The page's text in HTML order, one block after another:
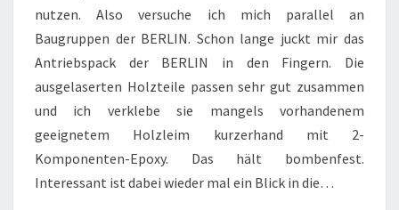
nutzen. Also versuche ich mich parallel an
Baugruppen der BERLIN. Schon lange juckt mir das
Antriebspack der BERLIN in den Fingern. Die
ausgelaserten Holzteile passen sehr gut zusammen
und ich verklebe sie mangels vorhandenem
geeignetem Holzleim kurzerhand mit 2-
Komponenten-Epoxy. Das hält bombenfest.
Interessant ist dabei wieder mal ein Blick in die…